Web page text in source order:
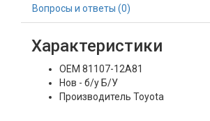
Вопросы и ответы (0)
Характеристики
OEM 81107-12A81
Нов - б/у Б/У
Производитель Toyota